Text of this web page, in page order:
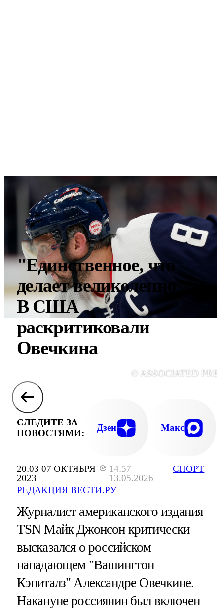
20:03 07 ОКТЯБРЯ
2023
14:57
13.05.2026
РЕДАКЦИЯ ВЕСТИ.РУ
СПОРТ
"Единственное, что
делает великолепно".
В США
раскритиковали
Овечкина
© ASSOCIATED
СЛЕДИТЕ ЗА
НОВОСТЯМИ:
Дзен Макс
Журналист американского издания
TSN Майк Джонсон критически
высказался о российском
нападающем "Вашингтон
Кэпиталз" Александре Овечкине.
Накануне россиянин был включен